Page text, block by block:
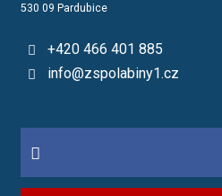
530 09 Pardubice
+420 466 401 885
info@zspolabiny1.cz